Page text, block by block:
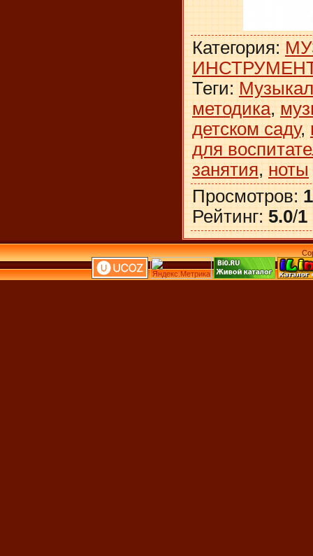
Категория:
Теги:
методика,
детском саду,
для
занятия, ноты
Просмотров:
Рейтинг: 5.0/1